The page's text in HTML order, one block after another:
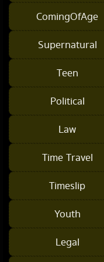
ComingOfAge
Supernatural
Teen
Political
Law
Time Travel
Timeslip
Youth
Legal